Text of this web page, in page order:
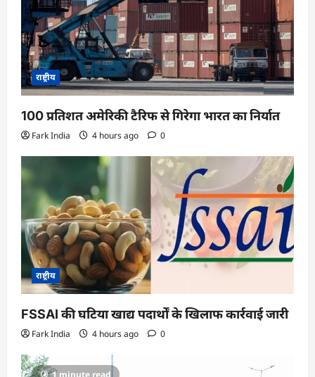
o
n
राष्ट्रीय
100 प्रतिशत अमेरिकी टैरिफ से गिरेगा भारत का निर्यात
Fark India 4 hours ago 0
राष्ट्रीय
FSSAI की घटिया खाद्य पदार्थों के खिलाफ कार्रवाई जारी
Fark India 4 hours ago 0
1 minute read